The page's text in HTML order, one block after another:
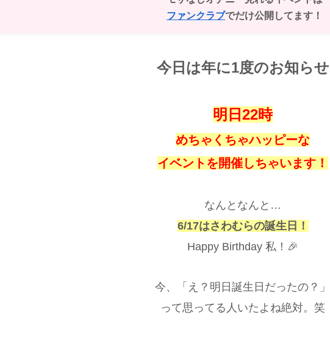
ファンクラブでだけ公開してます！
今日は年に1度のお知らせ
明日22時
めちゃくちゃハッピーな
イベントを開催しちゃいます！
なんとなんと…
6/17はさわむらの誕生日！
Happy Birthday 私！🎉
今、「え？明日誕生日だったの？」
って思ってる人いたよね絶対。笑